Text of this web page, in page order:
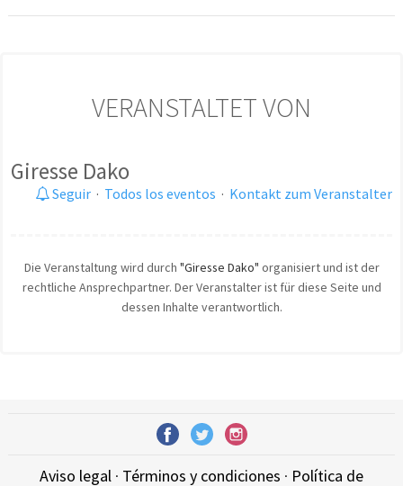
VERANSTALTET VON
Giresse Dako
Seguir · Todos los eventos · Kontakt zum Veranstalter
Die Veranstaltung wird durch "Giresse Dako" organisiert und ist der
rechtliche Ansprechpartner. Der Veranstalter ist für diese Seite und
dessen Inhalte verantwortlich.
Aviso legal · Términos y condiciones · Política de